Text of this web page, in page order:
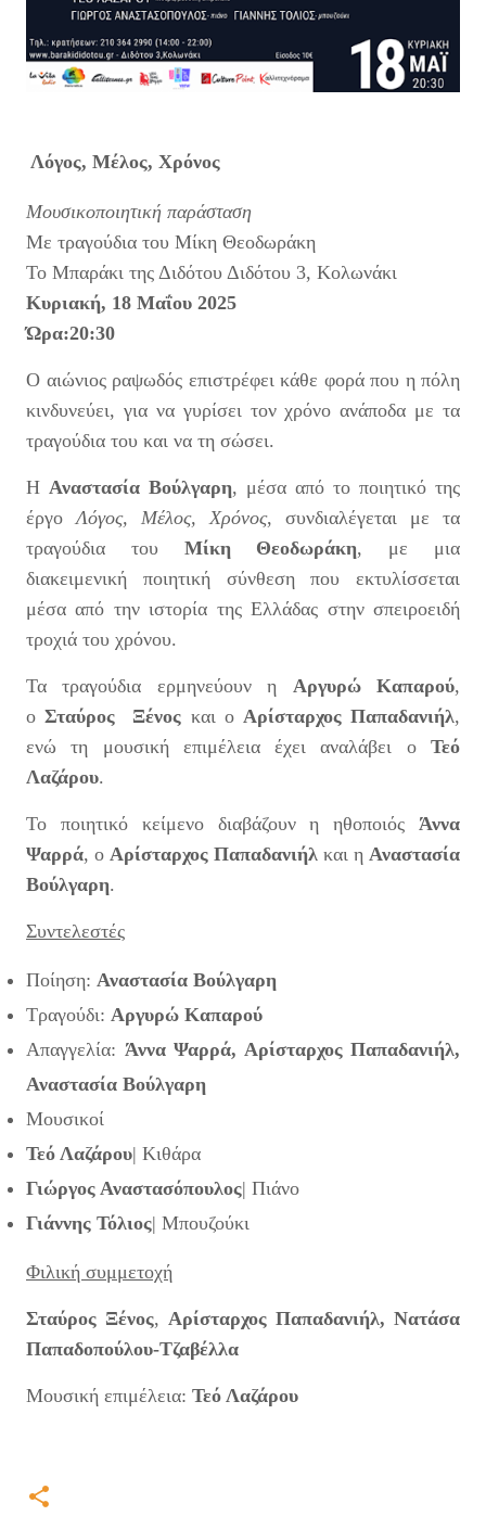
Λόγος, Μέλος, Χρόνος
Μουσικοποιητική παράσταση
Με τραγούδια του Μίκη Θεοδωράκη
Το Μπαράκι της Διδότου Διδότου 3, Κολωνάκι
Κυριακή, 18 Μαΐου 2025
Ώρα:20:30
Ο αιώνιος ραψωδός επιστρέφει κάθε φορά που η πόλη
κινδυνεύει, για να γυρίσει τον χρόνο ανάποδα με τα
τραγούδια του και να τη σώσει.
Η Αναστασία Βούλγαρη, μέσα από το ποιητικό της
έργοΛόγος, Μέλος, Χρόνος, συνδιαλέγεται με τα
τραγούδια του Μίκη Θεοδωράκη, με μια
διακειμενική ποιητική σύνθεση που εκτυλίσσεται
μέσα από την ιστορία της Ελλάδας στην σπειροειδή
τροχιά του χρόνου.
Τα τραγούδια ερμηνεύουν η Αργυρώ Καπαρού,
οΣταύρος Ξένος και ο Αρίσταρχος Παπαδανιήλ,
ενώ τη μουσική επιμέλεια έχει αναλάβει ο Τεό
Λαζάρου.
Το ποιητικό κείμενο διαβάζουν η ηθοποιός Άννα
Ψαρρά, ο Αρίσταρχος Παπαδανιήλ και η Αναστασία
Βούλγαρη.
Συντελεστές
Ποίηση: Αναστασία Βούλγαρη
Τραγούδι: Αργυρώ Καπαρού
Απαγγελία: Άννα Ψαρρά, Αρίσταρχος Παπαδανιήλ,
Αναστασία Βούλγαρη
Μουσικοί
Τεό Λαζάρου| Κιθάρα
Γιώργος Αναστασόπουλος| Πιάνο
Γιάννης Τόλιος| Μπουζούκι
Φιλική συμμετοχή
Σταύρος Ξένος, Αρίσταρχος Παπαδανιήλ, Νατάσα
Παπαδοπούλου-Τζαβέλλα
Μουσική επιμέλεια: Τεό Λαζάρου